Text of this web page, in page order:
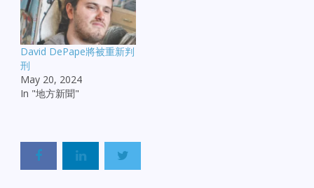
David DePape將被重新判
刑
May 20, 2024
In "地方新聞"